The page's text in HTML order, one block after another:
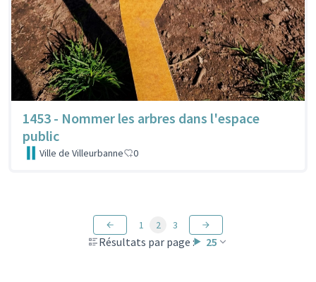
1453 - Nommer les arbres dans l'espace
public
Ville de Villeurbanne 0
Résultats par page : 25
1 2 3